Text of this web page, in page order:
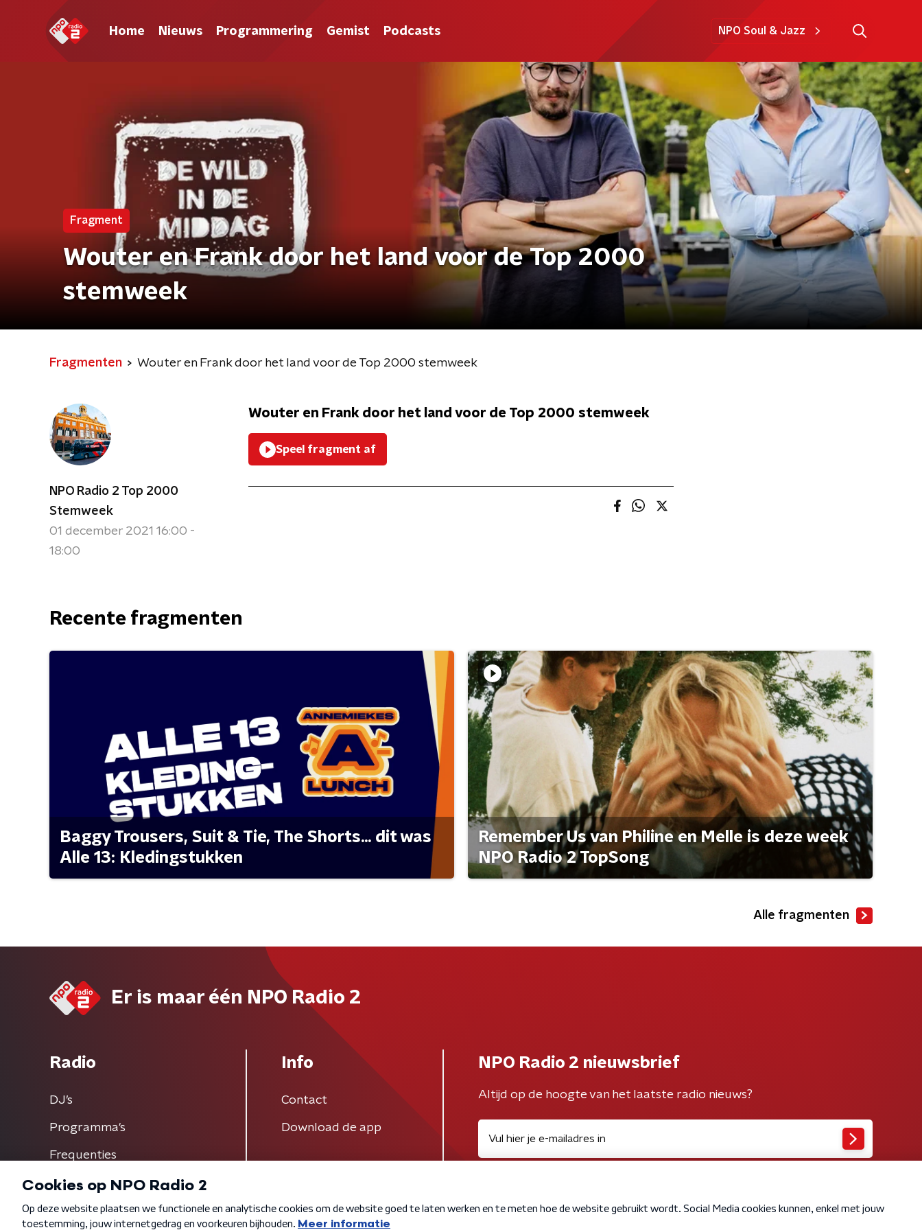
Home Nieuws Programmering Gemist Podcasts NPO Soul & Jazz
Fragment
Wouter en Frank door het land voor de Top 2000
stemweek
Fragmenten Wouter en Frank door het land voor de Top 2000 stemweek
NPO Radio 2 Top 2000
Stemweek
01 december 2021 16:00 -
18:00
Wouter en Frank door het land voor de Top 2000 stemweek
Speel fragment af
Recente fragmenten
Baggy Trousers, Suit & Tie, The Shorts... dit was
Alle 13: Kledingstukken
Remember Us van Philine en Melle is deze week
NPO Radio 2 TopSong
Alle fragmenten
Er is maar één NPO Radio 2
Radio
DJ’s
Programma's
Frequenties
Info
Contact
Download de app
NPO Radio 2 nieuwsbrief
Altijd op de hoogte van het laatste radio nieuws?